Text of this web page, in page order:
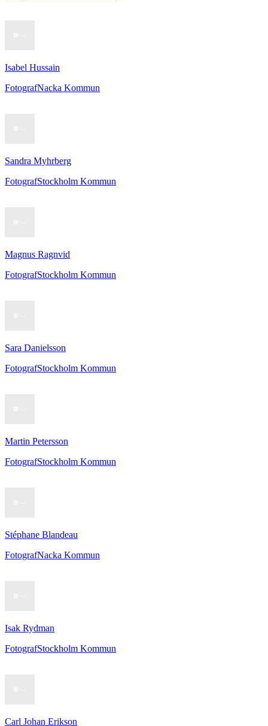
Isabel Hussain
FotografNacka Kommun
Sandra Myhrberg
FotografStockholm Kommun
Magnus Ragnvid
FotografStockholm Kommun
Sara Danielsson
FotografStockholm Kommun
Martin Petersson
FotografStockholm Kommun
Stéphane Blandeau
FotografNacka Kommun
Isak Rydman
FotografStockholm Kommun
Carl Johan Erikson